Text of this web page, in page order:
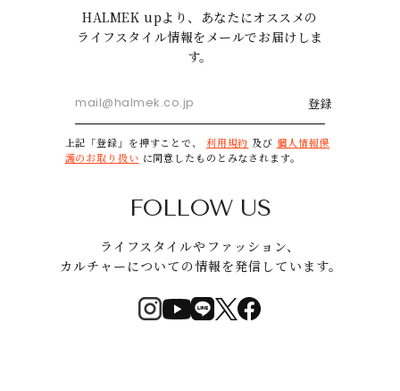
HALMEK upより、あなたにオススメの
ライフスタイル情報をメールでお届けしま
す。
登録
上記「登録」を押すことで、 利用規約 及び 個人情報保
護のお取り扱い に同意したものとみなされます。
FOLLOW US
ライフスタイルやファッション、
カルチャーについての情報を発信しています。